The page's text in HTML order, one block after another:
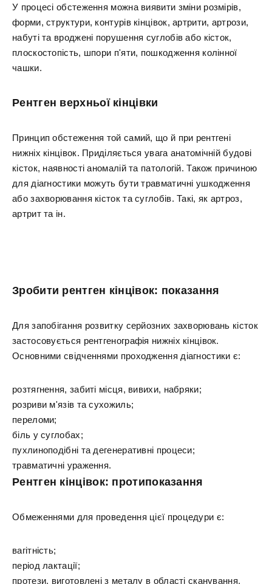
У процесі обстеження можна виявити зміни розмірів,
форми, структури, контурів кінцівок, артрити, артрози,
набуті та вроджені порушення суглобів або кісток,
плоскостопість, шпори п'яти, пошкодження колінної
чашки.
Рентген верхньої кінцівки
Принцип обстеження той самий, що й при рентгені
нижніх кінцівок. Приділяється увага анатомічній будові
кісток, наявності аномалій та патологій. Також причиною
для діагностики можуть бути травматичні ушкодження
або захворювання кісток та суглобів. Такі, як артроз,
артрит та ін.
Зробити рентген кінцівок: показання
Для запобігання розвитку серйозних захворювань кісток
застосовується рентгенографія нижніх кінцівок.
Основними свідченнями проходження діагностики є:
розтягнення, забиті місця, вивихи, набряки;
розриви м'язів та сухожиль;
переломи;
біль у суглобах;
пухлиноподібні та дегенеративні процеси;
травматичні ураження.
Рентген кінцівок: протипоказання
Обмеженнями для проведення цієї процедури є:
вагітність;
період лактації;
протези, виготовлені з металу в області сканування.